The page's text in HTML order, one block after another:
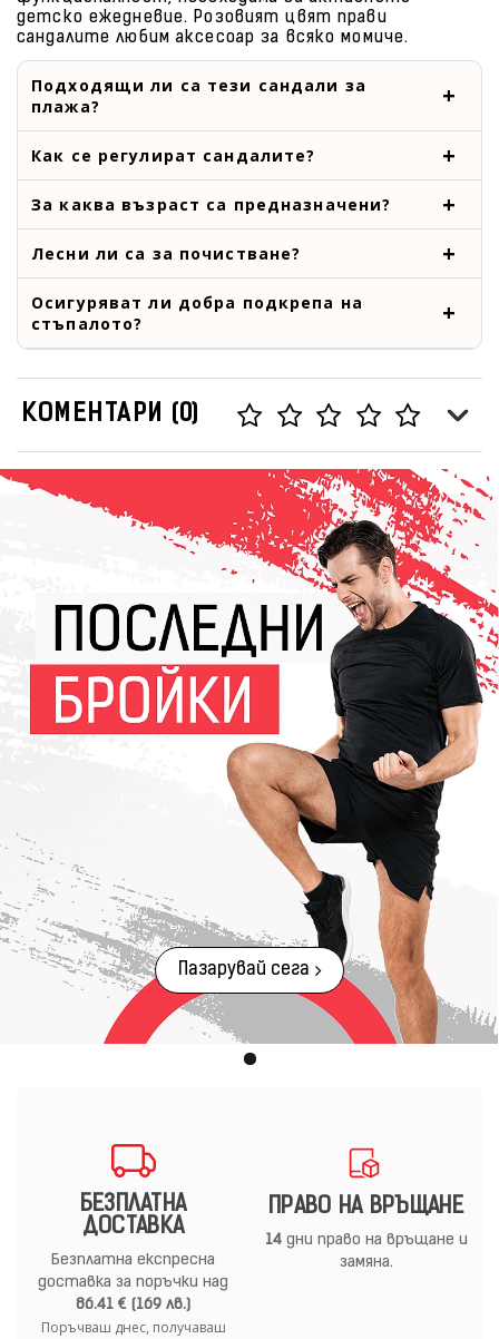
детско ежедневие. Розовият цвят прави
сандалите любим аксесоар за всяко момиче.
Подходящи ли са тези сандали за
плажа?
Как се регулират сандалите?
За каква възраст са предназначени?
Лесни ли са за почистване?
Осигуряват ли добра подкрепа на
стъпалото?
КОМЕНТАРИ (0)
Пазарувай сега
БЕЗПЛАТНА
ДОСТАВКА
Безплатна експресна
доставка за поръчки над
86.41 € (169 лв.)
Поръчваш днес, получаваш
ПРАВО НА ВРЪЩАНЕ
14дни право на връщане и
замяна.